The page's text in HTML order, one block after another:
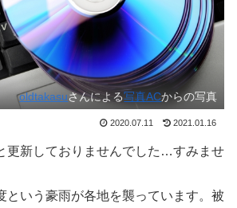
oldtakasuさんによる写真ACからの写真
2020.07.11 2021.01.16
更新しておりませんでした…すみませ
という豪雨が各地を襲っています。被